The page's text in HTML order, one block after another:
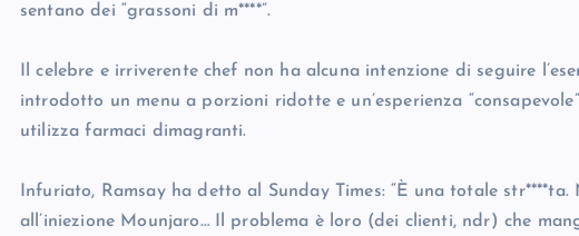
sentano dei “grassoni di m****”.
Il celebre e irriverente chef non ha alcuna intenzione di seguire
introdotto un menu a porzioni ridotte e un’esperienza
utilizza farmaci dimagranti.
Infuriato, Ramsay ha detto al Sunday Times: “È una totale str****ta.
all’iniezione Mounjaro… Il problema è loro (dei clienti, ndr) che